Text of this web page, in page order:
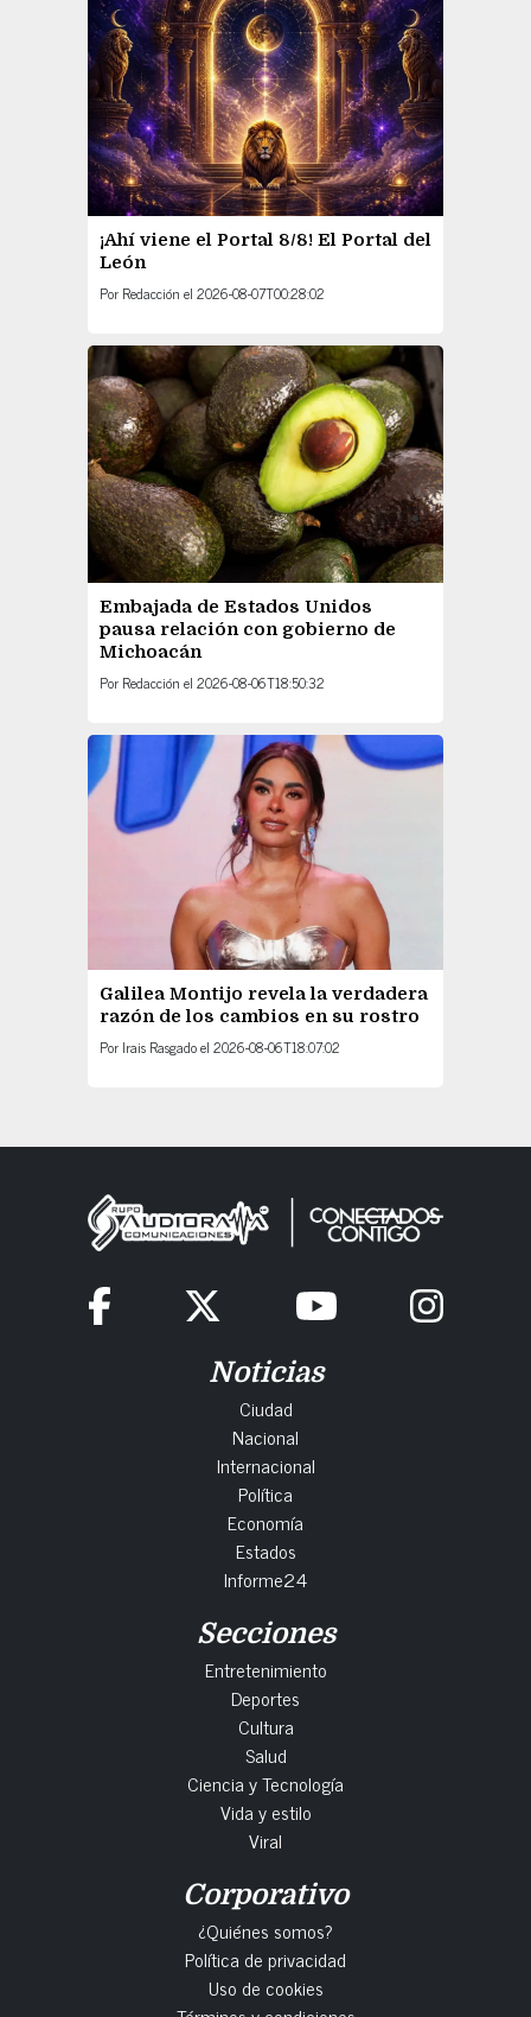
¡Ahí viene el Portal 8/8! El Portal del
León
Por Redacción el 2026-08-07T00:28:02
Embajada de Estados Unidos
pausa relación con gobierno de
Michoacán
Por Redacción el 2026-08-06T18:50:32
Galilea Montijo revela la verdadera
razón de los cambios en su rostro
Por Irais Rasgadoel 2026-08-06T18:07:02
Noticias
Ciudad
Nacional
Internacional
Política
Economía
Estados
Informe24
Secciones
Entretenimiento
Deportes
Cultura
Salud
Ciencia y Tecnología
Vida y estilo
Viral
Corporativo
¿Quiénes somos?
Política de privacidad
Uso de cookies